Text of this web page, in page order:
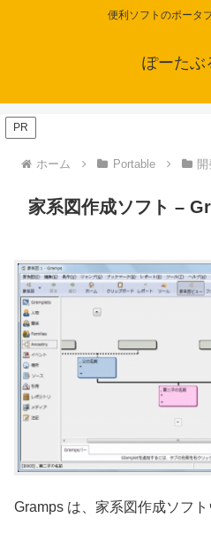
便利ソフトのポータ
ぽーたぶ
PR
ホーム Portable 開
家系図作成ソフト –
Gramps は、家系図作成ソフト